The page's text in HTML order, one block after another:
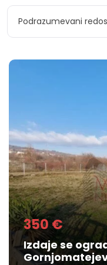
Podrazumevani
350 €
Izdaje se